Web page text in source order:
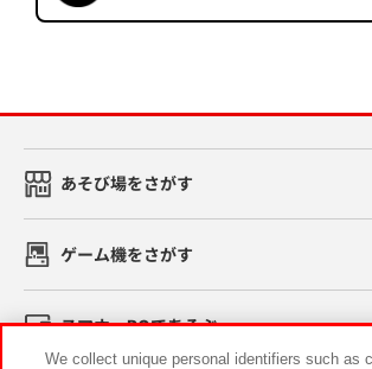
あそび場をさがす
ゲーム機をさがす
スマホ・PCであそぶ
We collect unique personal identifiers such as